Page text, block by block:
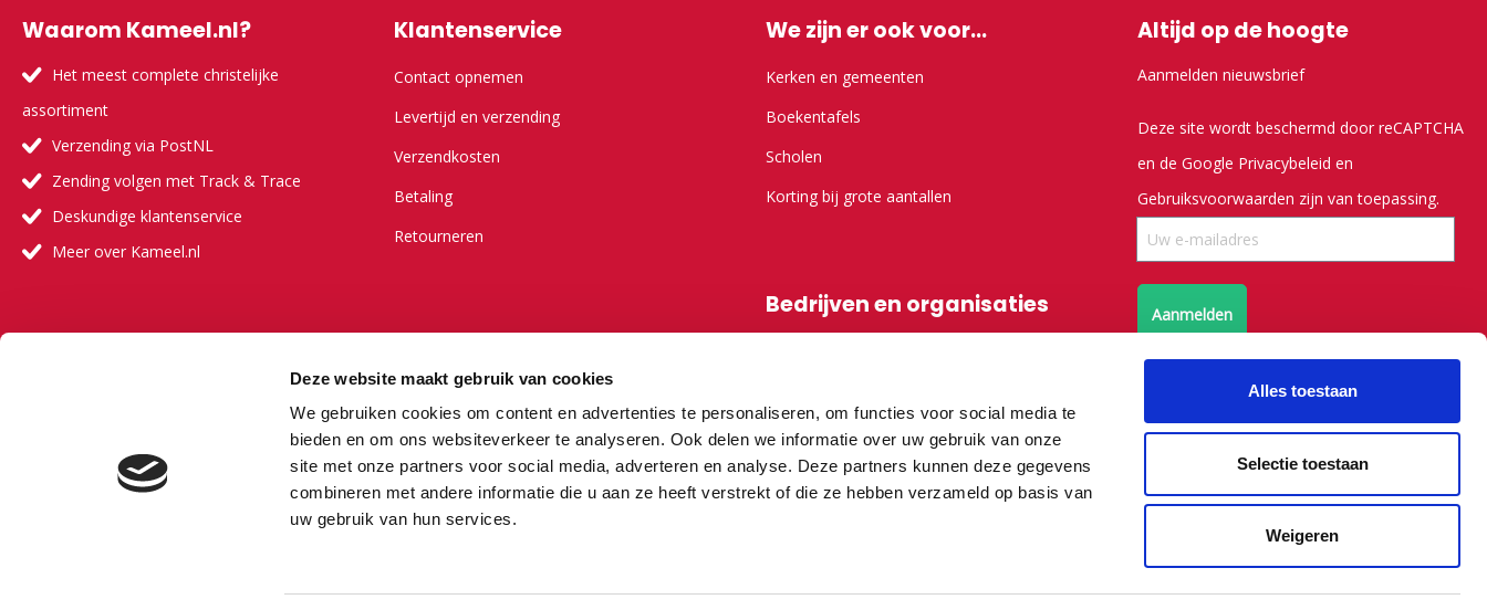
Deze website maakt gebruik van cookies
We gebruiken cookies om content en advertenties te personaliseren, om functies voor social media te
bieden en om ons websiteverkeer te analyseren. Ook delen we informatie over uw gebruik van onze
site met onze partners voor social media, adverteren en analyse. Deze partners kunnen deze gegevens
combineren met andere informatie die u aan ze heeft verstrekt of die ze hebben verzameld op basis van
uw gebruik van hun services.
Alles toestaan
Selectie toestaan
Weigeren
Waarom Kameel.nl?
Het meest complete christelijke
assortiment
Verzending via PostNL
Zending volgen met Track & Trace
Deskundige klantenservice
Meer over Kameel.nl
Klantenservice
Contact opnemen
Levertijd en verzending
Verzendkosten
Betaling
Retourneren
Onze visie
Onze partners
Veelgestelde vragen
Vacature
We zijn er ook voor...
Kerken en gemeenten
Boekentafels
Scholen
Korting bij grote aantallen
Bedrijven en organisaties
Altijd op de hoogte
Aanmelden nieuwsbrief
Deze site wordt beschermd door reCAPTCHA
en de Google Privacybeleid en
Gebruiksvoorwaarden zijn van toepassing.
Aanmelden
Volg ons op X
Volg ons op facebook